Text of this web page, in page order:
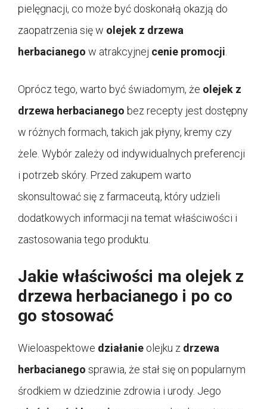
pielęgnacji, co może być doskonałą okazją do
zaopatrzenia się w olejek z drzewa
herbacianego w atrakcyjnej cenie promocji
Oprócz tego, warto być świadomym, że olejek z
drzewa herbacianego bez recepty jest dostępny
w różnych formach, takich jak płyny, kremy czy
żele. Wybór zależy od indywidualnych preferencji
i potrzeb skóry. Przed zakupem warto
skonsultować się z farmaceutą, który udzieli
dodatkowych informacji na temat właściwości i
zastosowania tego produktu.
Jakie właściwości ma olejek z
drzewa herbacianego i po co
go stosować
Wieloaspektowe działanie olejku z drzewa
herbacianego sprawia, że stał się on popularnym
środkiem w dziedzinie zdrowia i urody. Jego